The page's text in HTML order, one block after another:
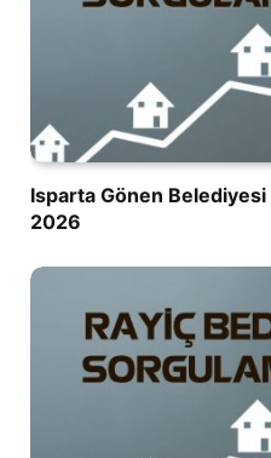
Isparta Gönen
2026